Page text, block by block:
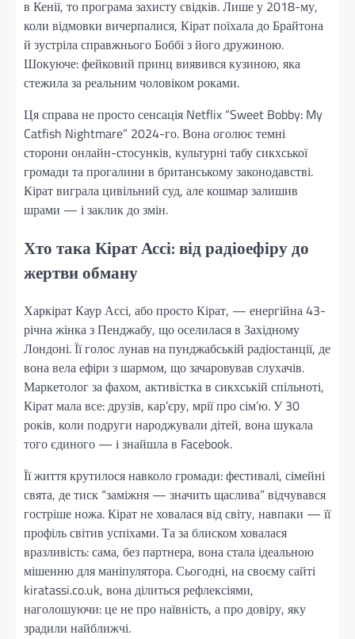
в Кенії, то програма захисту свідків. Лише у 2018-му,
коли відмовки вичерпалися, Кірат поїхала до Брайтона
й зустріла справжнього Боббі з його дружиною.
Шокуюче: фейковий принц виявився кузиною, яка
стежила за реальним чоловіком роками.
Ця справа не просто сенсація Netflix “Sweet Bobby: My
Catfish Nightmare” 2024-го. Вона оголює темні
сторони онлайн-стосунків, культурні табу сикхської
громади та прогалини в британському законодавстві.
Кірат виграла цивільний суд, але кошмар залишив
шрами — і заклик до змін.
Хто така Кірат Ассі: від радіоефіру до
жертви обману
Харкірат Каур Ассі, або просто Кірат, — енергійна 43-
річна жінка з Пенджабу, що оселилася в Західному
Лондоні. Її голос лунав на пунджабській радіостанції, де
вона вела ефіри з шармом, що зачаровував слухачів.
Маркетолог за фахом, активістка в сикхській спільноті,
Кірат мала все: друзів, кар’єру, мрії про сім’ю. У 30
років, коли подруги народжували дітей, вона шукала
того єдиного — і знайшла в Facebook.
Її життя крутилося навколо громади: фестивалі, сімейні
свята, де тиск “заміжня — значить щаслива” відчувався
гостріше ножа. Кірат не ховалася від світу, навпаки — її
профіль світив успіхами. Та за блиском ховалася
вразливість: сама, без партнера, вона стала ідеальною
мішенню для маніпулятора. Сьогодні, на своєму сайті
kiratassi.co.uk, вона ділиться рефлексіями,
наголошуючи: це не про наївність, а про довіру, яку
зрадили найближчі.